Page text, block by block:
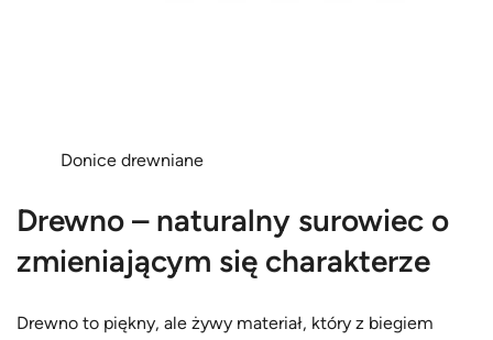
Donice drewniane
Drewno – naturalny surowiec o
zmieniającym się charakterze
Drewno to piękny, ale żywy materiał, który z biegiem